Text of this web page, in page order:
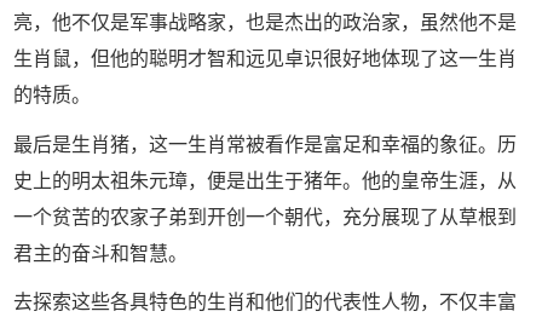
亮，他不仅是军事战略家，也是杰出的政治家，虽然他不是
生肖鼠，但他的聪明才智和远见卓识很好地体现了这一生肖
的特质。
最后是生肖猪，这一生肖常被看作是富足和幸福的象征。历
史上的明太祖朱元璋，便是出生于猪年。他的皇帝生涯，从
一个贫苦的农家子弟到开创一个朝代，充分展现了从草根到
君主的奋斗和智慧。
去探索这些各具特色的生肖和他们的代表性人物，不仅丰富